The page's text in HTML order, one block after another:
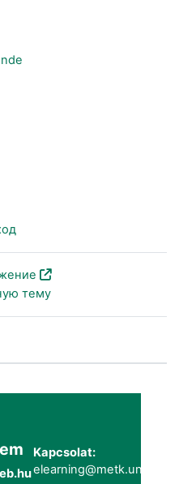
тему
Kapcsolat: